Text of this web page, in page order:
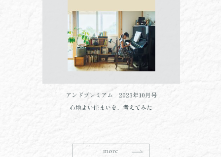
アンドプレミアム 2023年10月号
心地よい住まいを、考えてみた